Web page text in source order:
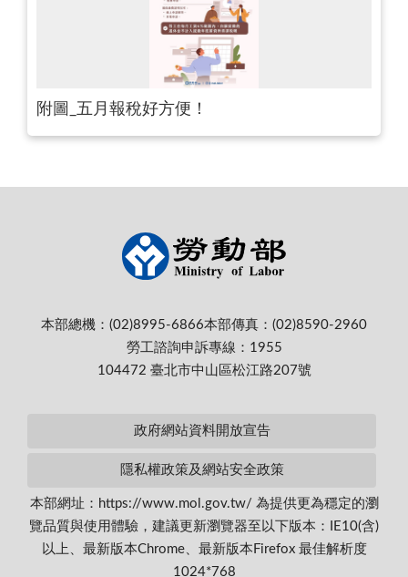
附圖_五月報稅好方便！
本部總機：(02)8995-6866本部傳真：(02)8590-2960
勞工諮詢申訴專線：1955
104472 臺北市中山區松江路207號
政府網站資料開放宣告
隱私權政策及網站安全政策
本部網址：https://www.mol.gov.tw/ 為提供更為穩定的瀏
覽品質與使用體驗，建議更新瀏覽器至以下版本：IE10(含)
以上、最新版本Chrome、最新版本Firefox 最佳解析度
1024*768